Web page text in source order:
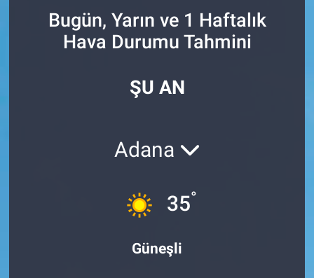
Bugün, Yarın ve 1 Haftalık
Hava Durumu Tahmini
ŞU AN
Adana
35°
Güneşli